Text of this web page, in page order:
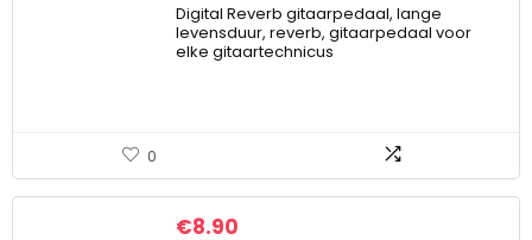
Digital Reverb gitaarpedaal, lange
levensduur, reverb, gitaarpedaal voor
elke gitaartechnicus
0
€8.90